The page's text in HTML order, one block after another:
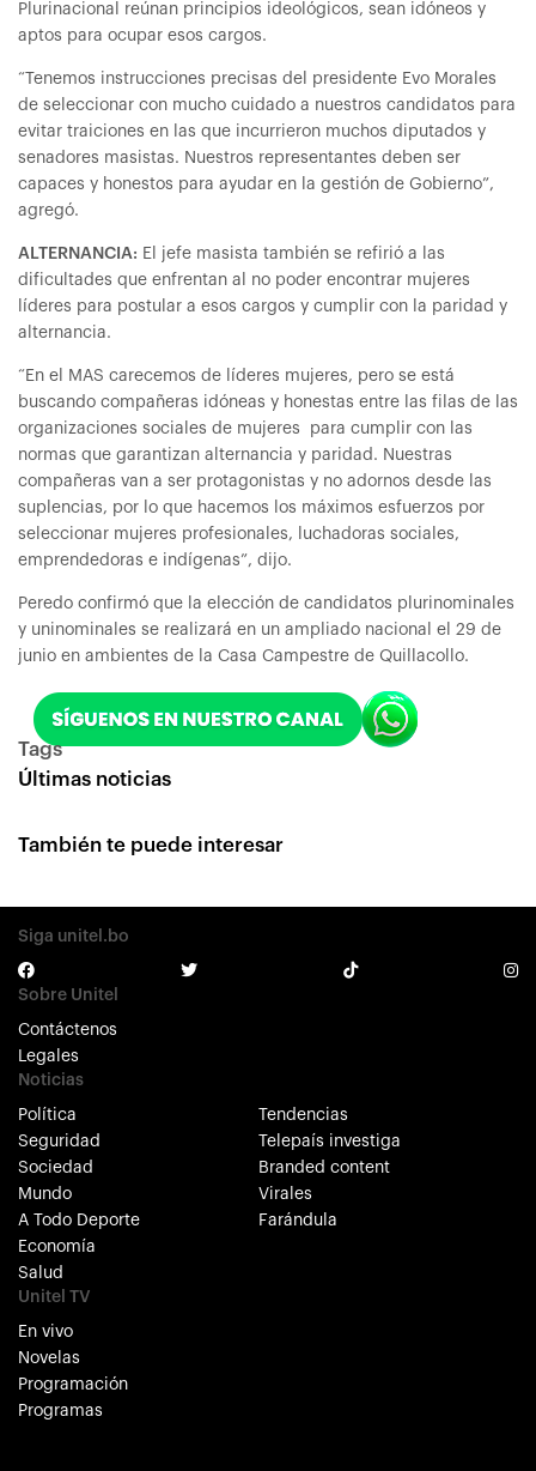
Plurinacional reúnan principios ideológicos, sean idóneos y
aptos para ocupar esos cargos.
“Tenemos instrucciones precisas del presidente Evo Morales
de seleccionar con mucho cuidado a nuestros candidatos para
evitar traiciones en las que incurrieron muchos diputados y
senadores masistas. Nuestros representantes deben ser
capaces y honestos para ayudar en la gestión de Gobierno”,
agregó.
ALTERNANCIA: El jefe masista también se refirió a las
dificultades que enfrentan al no poder encontrar mujeres
líderes para postular a esos cargos y cumplir con la paridad y
alternancia.
“En el MAS carecemos de líderes mujeres, pero se está
buscando compañeras idóneas y honestas entre las filas de las
organizaciones sociales de mujeres para cumplir con las
normas que garantizan alternancia y paridad. Nuestras
compañeras van a ser protagonistas y no adornos desde las
suplencias, por lo que hacemos los máximos esfuerzos por
seleccionar mujeres profesionales, luchadoras sociales,
emprendedoras e indígenas”, dijo.
Peredo confirmó que la elección de candidatos plurinominales
y uninominales se realizará en un ampliado nacional el 29 de
junio en ambientes de la Casa Campestre de Quillacollo.
Tags
Últimas noticias
También te puede interesar
Siga unitel.bo
Sobre Unitel
Contáctenos
Legales
Noticias
Política
Seguridad
Sociedad
Mundo
A Todo Deporte
Economía
Salud
Tendencias
Telepaís investiga
Branded content
Virales
Farándula
Unitel TV
En vivo
Novelas
Programación
Programas